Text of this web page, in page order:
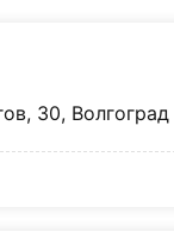
30, Волгоград